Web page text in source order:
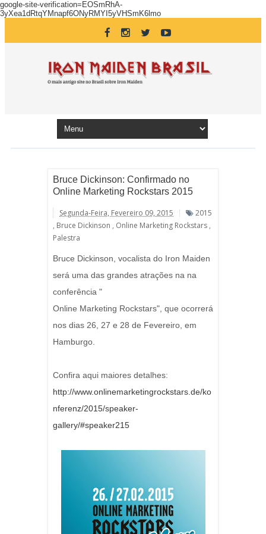
google-site-verification=EOSmRhA-
3yXea1dRtqYMnapf6ONyRMYI5yVHSmK6lmo
Bruce Dickinson: Confirmado no
Online Marketing Rockstars 2015
Segunda-Feira, Fevereiro 09, 2015
2015
, Bruce Dickinson , Online Marketing Rockstars ,
Palestra
Bruce Dickinson, vocalista do Iron Maiden
será uma das grandes atrações na na
conferência "
Online Marketing Rockstars", que ocorrerá
nos dias 26, 27 e 28 de Fevereiro, em
Hamburgo.
Confira aqui maiores detalhes:
http://www.onlinemarketingrockstars.de/ko
nferenz/2015/speaker-
gallery/#speaker215